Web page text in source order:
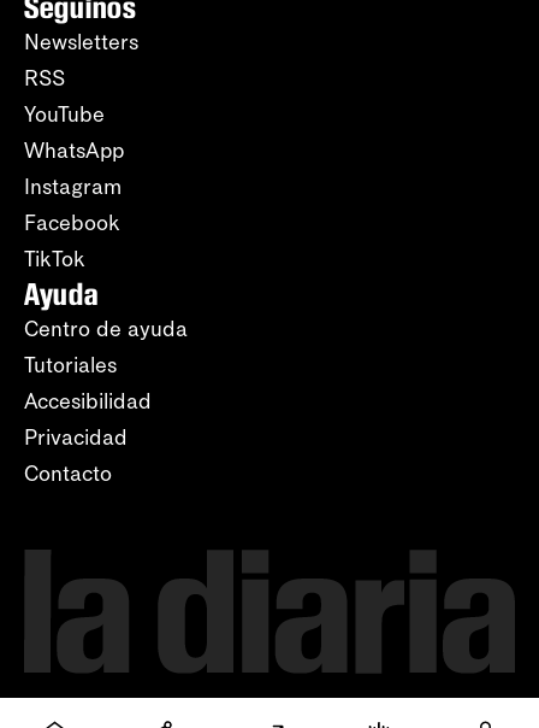
Newsletters
RSS
YouTube
WhatsApp
Instagram
Facebook
TikTok
Ayuda
Centro de ayuda
Tutoriales
Accesibilidad
Privacidad
Contacto